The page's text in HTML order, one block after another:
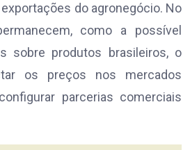
do agronegócio. No
como a possível
sobre produtos brasileiros, o
os preços nos mercados
parcerias comerciais